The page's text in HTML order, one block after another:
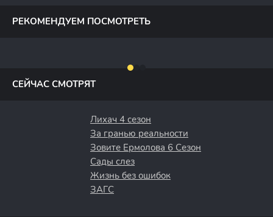
РЕКОМЕНДУЕМ ПОСМОТРЕТЬ
СЕЙЧАС СМОТРЯТ
Лихач 4 сезон
За гранью реальности
Зовите Ермолова 6 Сезон
Сады слез
Жизнь без ошибок
ЗАГС